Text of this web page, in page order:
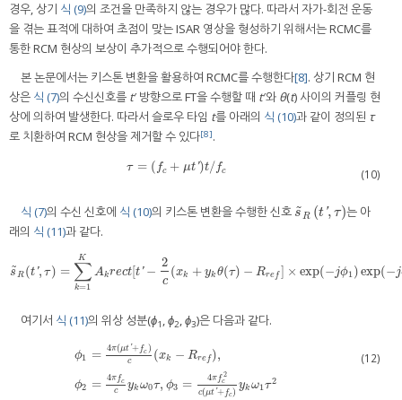
경우, 상기 식 (9)의 조건을 만족하지 않는 경우가 많다. 따라서 자가-회전 운동
을 겪는 표적에 대하여 초점이 맞는 ISAR 영상을 형성하기 위해서는 RCMC를
통한 RCM 현상의 보상이 추가적으로 수행되어야 한다.
본 논문에서는 키스톤 변환을 활용하여 RCMC를 수행한다[8]. 상기 RCM 현
상은 식 (7)의 수신신호를 t′ 방향으로 FT을 수행할 때 t′와 θ(t) 사이의 커플링 현
상에 의하여 발생한다. 따라서 슬로우 타임 t를 아래의 식 (10)과 같이 정의된 τ
로 치환하여 RCM 현상을 제거할 수 있다[8].
τ = ( fc + μt')t/fc
τ = (fc +μ t′)t/fc (10)
식 (7)의 수신 신호에 식 (10)의 키스톤 변환을 수행한 신호 s
˜ R (t',τ)
s˜R (t′,τ
는 아
래의 식 (11)과 같다.
s
˜ R (t', τ) = ∑
k=1
K
Akrect[t ' −
2
c
(xk + yk θ(τ) − Rre f] × exp(−jϕ1)exp(−j
s ˜R( ′,τ)=∑k=1KAkr ect[t′− 2c(xk+ykθ( τ)− Rref]× exp(−jϕ1)exp −jϕ2)exp(
여기서 식 (11)의 위상 성분(ϕ1 ,ϕ2,ϕ3)은 다음과 같다.
ϕ1 = 4π(μt '+ fc )
c (xk − Rre f ),
ϕ2 = 4π fc
c yk ω0τ, ϕ3 = 4π f 2
c
c(μt '+ fc)
yk ω1τ 2
f yk 1
(12)